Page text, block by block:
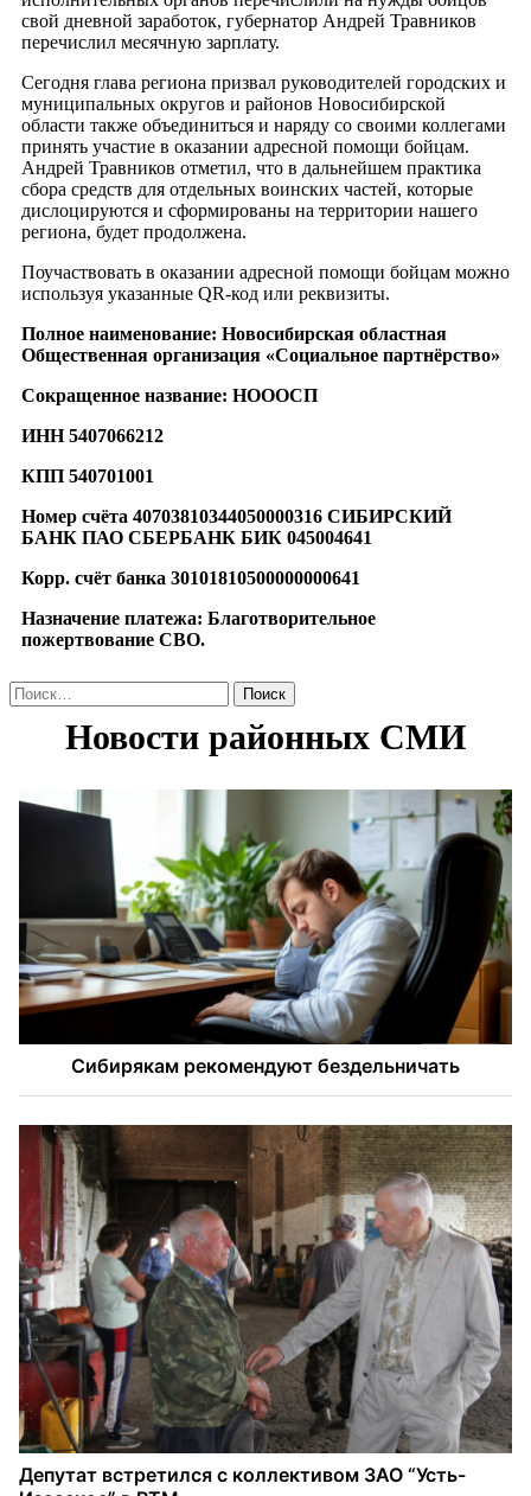
свой дневной заработок, губернатор Андрей Травников
перечислил месячную зарплату.
Сегодня глава региона призвал руководителей городских и
муниципальных округов и районов Новосибирской
области также объединиться и наряду со своими коллегами
принять участие в оказании адресной помощи бойцам.
Андрей Травников отметил, что в дальнейшем практика
сбора средств для отдельных воинских частей, которые
дислоцируются и сформированы на территории нашего
региона, будет продолжена.
Поучаствовать в оказании адресной помощи бойцам можно
используя указанные QR-код или реквизиты.
Полное наименование: Новосибирская областная
Общественная организация «Социальное партнёрство»
Сокращенное название: НОООСП
ИНН 5407066212
КПП 540701001
Номер счёта 40703810344050000316 СИБИРСКИЙ
БАНК ПАО СБЕРБАНК БИК 045004641
Корр. счёт банка 30101810500000000641
Назначение платежа: Благотворительное
пожертвование СВО.
Найти: